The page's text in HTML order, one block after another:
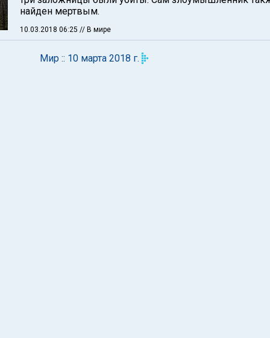
найден мертвым.
10.03.2018 06:25 // В мире
Мир :: 10 марта 2018 г.